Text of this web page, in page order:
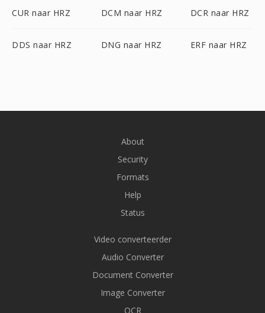
CUR naar HRZ DCM naar HRZ DCR naar HRZ
DDS naar HRZ DNG naar HRZ ERF naar HRZ
About
Security
Formats
Help
Status
Video converteerder
Audio Converter
Document Converter
Image Converter
OCR